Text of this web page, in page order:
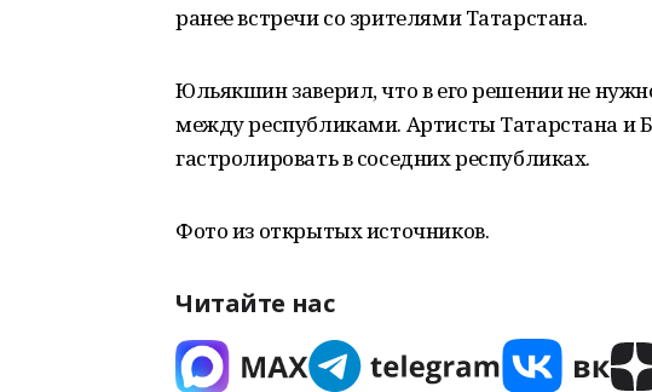
ранее встречи со зрителями Татарстана.
Юльякшин заверил, что в его решении не
между республиками. Артисты Татарстана и
гастролировать в соседних республиках.
Фото из открытых источников.
Читайте нас